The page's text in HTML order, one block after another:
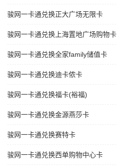
骏网一卡通兑换正大广场无限卡
骏网一卡通兑换上海置地广场购物卡
骏网一卡通兑换全家family储值卡
骏网一卡通兑换迪卡侬卡
骏网一卡通兑换福卡(裕福)
骏网一卡通兑换金源燕莎卡
骏网一卡通兑换赛特卡
骏网一卡通兑换西单购物中心卡